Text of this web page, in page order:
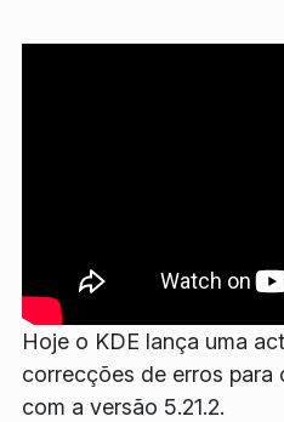
Hoje o KDE lança uma
correcções de erros para
com a versão 5.21.2.